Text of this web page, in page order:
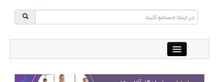
باشگاه آنلاین ورزشی اوما